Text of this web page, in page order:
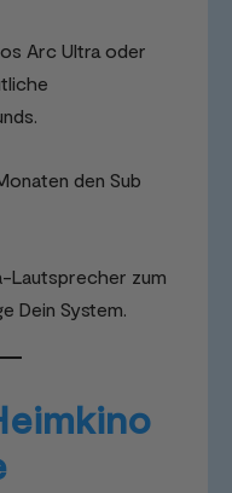
Arc Ultra oder
den Sub
Lautsprecher zum
Dein System.